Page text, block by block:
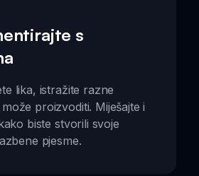
s
lika, istražite razne
proizvoditi. Miješajte i
biste stvorili svoje
pjesme.